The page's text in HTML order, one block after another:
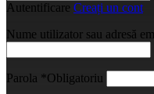
Autentificare Creați un cont
Nume utilizator sau adresă
Parola *Obligatoriu